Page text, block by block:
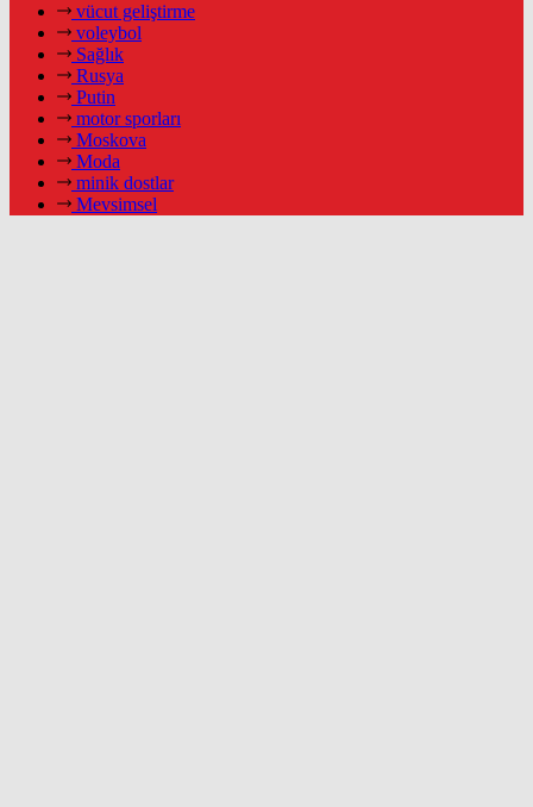
vücut geliştirme
voleybol
Sağlık
Rusya
Putin
motor sporları
Moskova
Moda
minik dostlar
Mevsimsel